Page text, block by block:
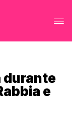
durante
e